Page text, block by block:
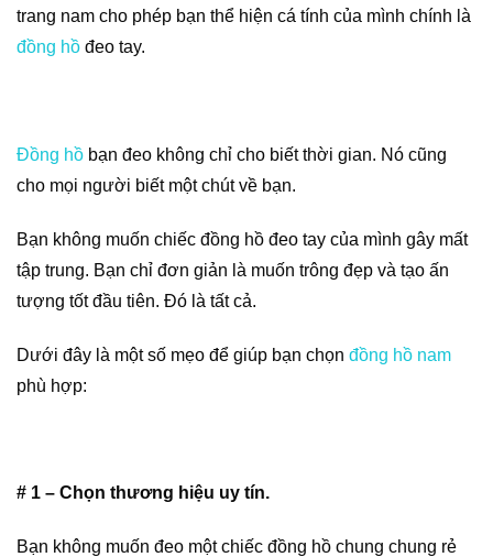
trang nam cho phép bạn thể hiện cá tính của mình chính là
đồng hồ đeo tay.
Đồng hồ bạn đeo không chỉ cho biết thời gian. Nó cũng
cho mọi người biết một chút về bạn.
Bạn không muốn chiếc đồng hồ đeo tay của mình gây mất
tập trung. Bạn chỉ đơn giản là muốn trông đẹp và tạo ấn
tượng tốt đầu tiên. Đó là tất cả.
Dưới đây là một số mẹo để giúp bạn chọn đồng hồ nam
phù hợp:
# 1 – Chọn thương hiệu uy tín.
Bạn không muốn đeo một chiếc đồng hồ chung chung rẻ